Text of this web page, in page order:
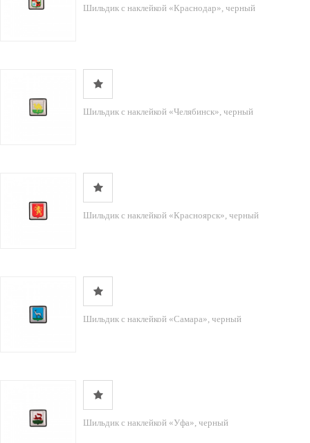
Шильдик с наклейкой «Краснодар», черный
Шильдик с наклейкой «Челябинск», черный
Шильдик с наклейкой «Красноярск», черный
Шильдик с наклейкой «Самара», черный
Шильдик с наклейкой «Уфа», черный